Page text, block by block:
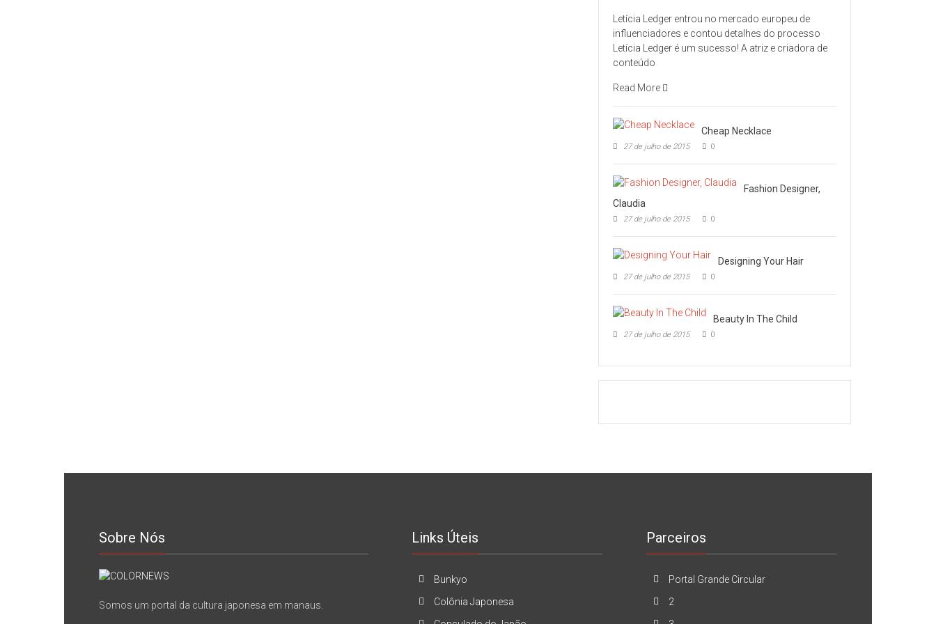
Letícia Ledger entrou no mercado europeu de
influenciadores e contou detalhes do processo
Letícia Ledger é um sucesso! A atriz e criadora de
conteúdo
Read More
Cheap Necklace
27 de julho de 2015 0
Fashion Designer,
Claudia
27 de julho de 2015 0
Designing Your Hair
27 de julho de 2015 0
Beauty In The Child
27 de julho de 2015 0
Sobre Nós
Somos um portal da cultura japonesa em manaus.
Links Úteis
Bunkyo
Colônia Japonesa
Parceiros
Portal Grande Circular
2